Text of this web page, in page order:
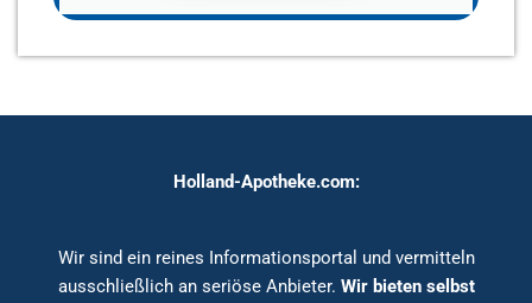
Holland-Apotheke.com:
Wir sind ein reines Informationsportal und vermitteln
ausschließlich an seriöse Anbieter. Wir bieten selbst